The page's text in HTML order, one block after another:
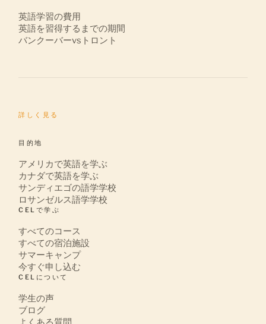
英語学習の費用
英語を習得するまでの期間
バンクーバーvsトロント
詳しく見る
目的地
アメリカで英語を学ぶ
カナダで英語を学ぶ
サンディエゴの語学学校
ロサンゼルス語学学校
CELで学ぶ
すべてのコース
すべての宿泊施設
サマーキャンプ
今すぐ申し込む
CELについて
学生の声
ブログ